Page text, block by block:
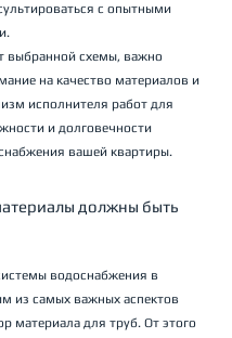
с опытными
выбранной схемы, важно
на качество материалов и
исполнителя работ для
и долговечности
вашей квартиры.
должны быть
водоснабжения в
из самых важных аспектов
материала для труб. От этого